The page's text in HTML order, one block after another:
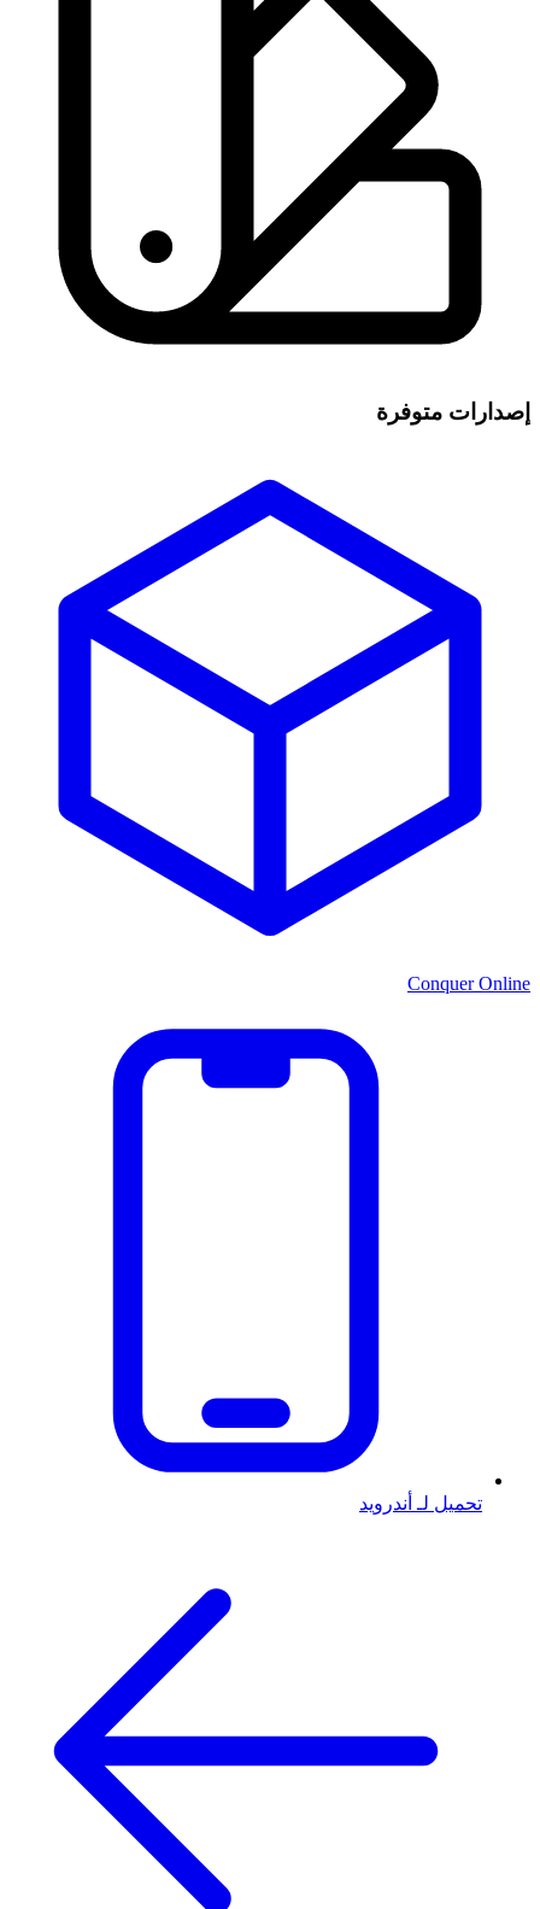
إصدارات متوفرة
Conquer Online
تحميل لـ أندرويد